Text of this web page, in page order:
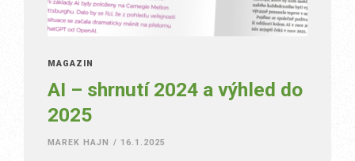
MAGAZÍN
AI – shrnutí 2024 a výhled do
2025
MAREK HAJN / 16.1.2025